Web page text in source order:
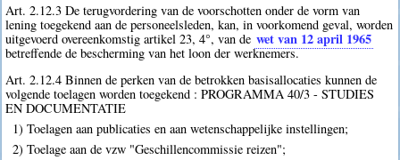
Art. 2.12.3 De terugvordering van de voorschotten onder de vorm van
lening toegekend aan de personeelsleden, kan, in voorkomend geval, worden
uitgevoerd overeenkomstig artikel 23, 4°, van de wet van 12 april 1965
betreffende de bescherming van het loon der werknemers.
Art. 2.12.4 Binnen de perken van de betrokken basisallocaties kunnen de
volgende toelagen worden toegekend : PROGRAMMA 40/3 - STUDIES
EN DOCUMENTATIE
1) Toelagen aan publicaties en aan wetenschappelijke instellingen;
2) Toelage aan de vzw "Geschillencommissie reizen";